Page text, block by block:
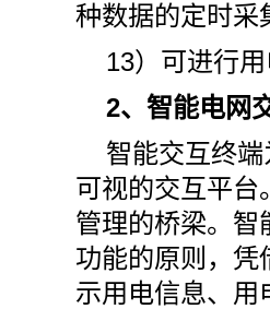
种数据的定时采
13）可进行
2、智能电网
智能交互终
可视的交互平台
管理的桥梁。智
功能的原则，凭
示用电信息、用